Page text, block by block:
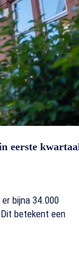
eerste
bijna 34.000
betekent een